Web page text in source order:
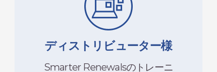
ディストリビューター様
Smarter Renewalsのトレーニ